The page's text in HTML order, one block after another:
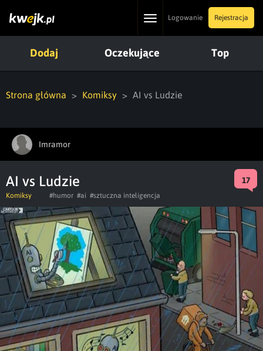
ToggleLogowanie Rejestracja
Dodaj Oczekujące Top
Strona główna Komiksy AI vs Ludzie
Imramor
AI vs Ludzie 17
Komiksy #humor #ai #sztuczna inteligencja